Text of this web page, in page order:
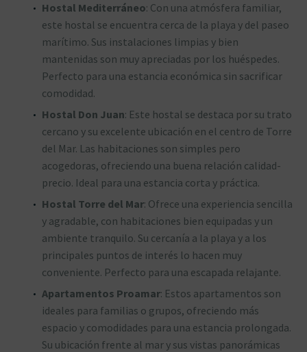
Hostal Mediterráneo: Con una atmósfera familiar,
este hostal se encuentra cerca de la playa y del paseo
marítimo. Sus instalaciones limpias y bien
mantenidas son muy apreciadas por los huéspedes.
Perfecto para una estancia económica sin sacrificar
comodidad.
Hostal Don Juan: Este hostal se destaca por su trato
cercano y su excelente ubicación en el centro de Torre
del Mar. Las habitaciones son simples pero
acogedoras, ofreciendo una buena relación calidad-
precio. Ideal para una estancia corta y práctica.
Hostal Torre del Mar: Ofrece una experiencia sencilla
y agradable, con habitaciones bien equipadas y un
ambiente tranquilo. Su cercanía a la playa y a los
principales puntos de interés lo hacen muy
conveniente. Perfecto para una escapada relajante.
Apartamentos Proamar: Estos apartamentos son
ideales para familias o grupos, ofreciendo más
espacio y comodidades para una estancia prolongada.
Su ubicación frente al mar y sus vistas panorámicas